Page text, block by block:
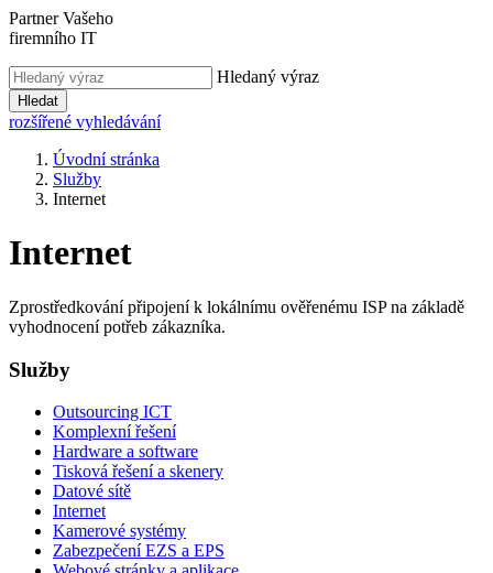
Partner Vašeho
firemního IT
Hledaný výraz
Hledat
rozšířené vyhledávání
Úvodní stránka
Služby
Internet
Internet
Zprostředkování připojení k lokálnímu ověřenému ISP na základě
vyhodnocení potřeb zákazníka.
Služby
Outsourcing ICT
Komplexní řešení
Hardware a software
Tisková řešení a skenery
Datové sítě
Internet
Kamerové systémy
Zabezpečení EZS a EPS